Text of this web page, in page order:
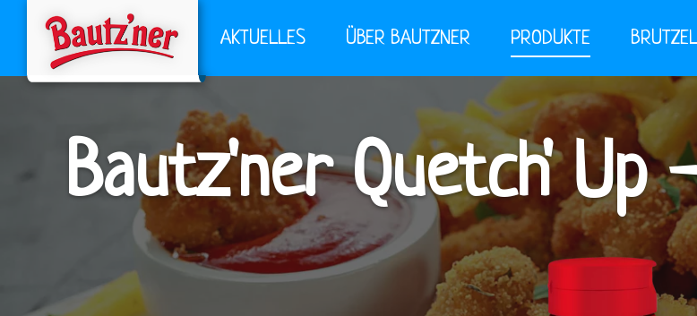
AKTUELLES ÜBER BAUTZNER PRODUKTE
Bautz'ner Quetch' Up